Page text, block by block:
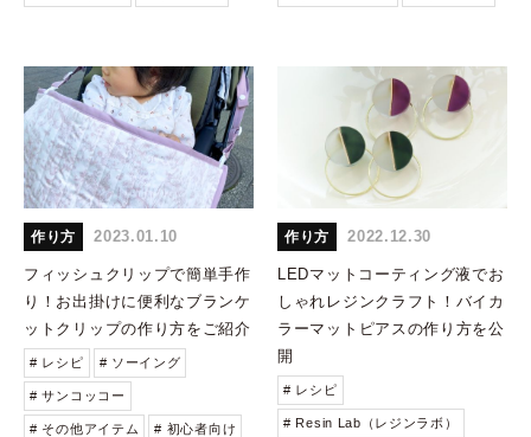
作り方 2023.01.10
フィッシュクリップで簡単手作
り！お出掛けに便利なブランケ
ットクリップの作り方をご紹介
# レシピ # ソーイング
# サンコッコー
# その他アイテム # 初心者向け
作り方 2022.12.30
LEDマットコーティング液でお
しゃれレジンクラフト！バイカ
ラーマットピアスの作り方を公
開
# レシピ
# Resin Lab（レジンラボ）